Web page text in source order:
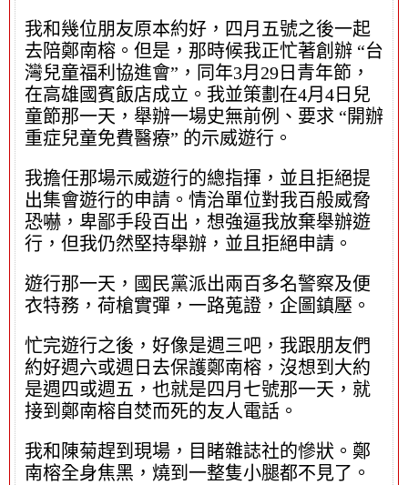
我和幾位朋友原本約好，四月五號之後一起
去陪鄭南榕。但是，那時候我正忙著創辦 “台
灣兒童福利協進會”，同年3月29日青年節，
在高雄國賓飯店成立。我並策劃在4月4日兒
童節那一天，舉辦一場史無前例、要求 “開辦
重症兒童免費醫療” 的示威遊行。
我擔任那場示威遊行的總指揮，並且拒絕提
出集會遊行的申請。情治單位對我百般威脅
恐嚇，卑鄙手段百出，想強逼我放棄舉辦遊
行，但我仍然堅持舉辦，並且拒絕申請。
遊行那一天，國民黨派出兩百多名警察及便
衣特務，荷槍實彈，一路蒐證，企圖鎮壓。
忙完遊行之後，好像是週三吧，我跟朋友們
約好週六或週日去保護鄭南榕，沒想到大約
是週四或週五，也就是四月七號那一天，就
接到鄭南榕自焚而死的友人電話。
我和陳菊趕到現場，目睹雜誌社的慘狀。鄭
南榕全身焦黑，燒到一整隻小腿都不見了。